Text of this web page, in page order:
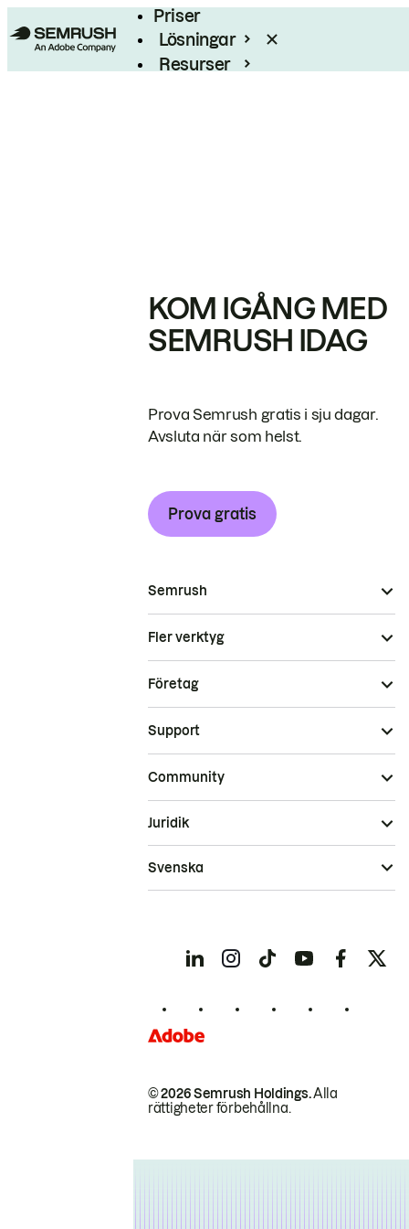
Priser
Lösningar
Resurser
KOM IGÅNG MED
SEMRUSH IDAG
Prova Semrush gratis i sju dagar.
Avsluta när som helst.
Prova gratis
Semrush
Fler verktyg
Företag
Support
Community
© 2026 Semrush Holdings.Alla
rättigheter förbehållna.
Juridik
Svenska